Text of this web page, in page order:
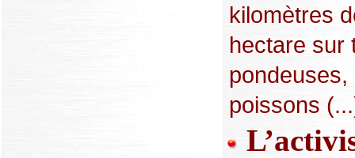
kilomètres
hectare sur
pondeuses,
poissons